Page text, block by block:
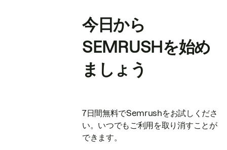
今日から
SEMRUSHを始め
ましょう
7日間無料でSemrushをお試しくださ
い。いつでもご利用を取り消すことが
できます。